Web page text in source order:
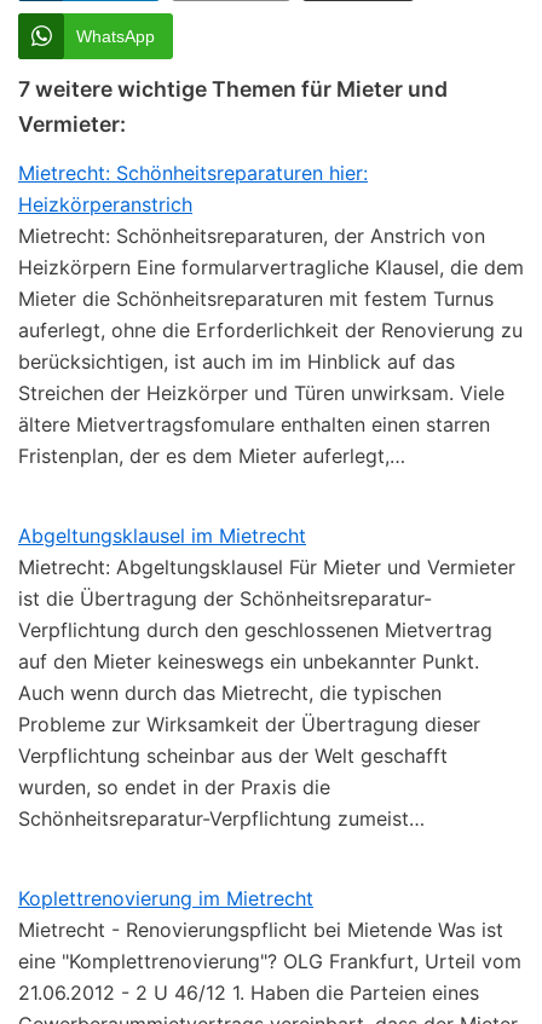
WhatsApp
7 weitere wichtige Themen für Mieter und
Vermieter:
Mietrecht: Schönheitsreparaturen hier:
Heizkörperanstrich
Mietrecht: Schönheitsreparaturen, der Anstrich von
Heizkörpern Eine formularvertragliche Klausel, die dem
Mieter die Schönheitsreparaturen mit festem Turnus
auferlegt, ohne die Erforderlichkeit der Renovierung zu
berücksichtigen, ist auch im im Hinblick auf das
Streichen der Heizkörper und Türen unwirksam. Viele
ältere Mietvertragsfomulare enthalten einen starren
Fristenplan, der es dem Mieter auferlegt,…
Abgeltungsklausel im Mietrecht
Mietrecht: Abgeltungsklausel Für Mieter und Vermieter
ist die Übertragung der Schönheitsreparatur-
Verpflichtung durch den geschlossenen Mietvertrag
auf den Mieter keineswegs ein unbekannter Punkt.
Auch wenn durch das Mietrecht, die typischen
Probleme zur Wirksamkeit der Übertragung dieser
Verpflichtung scheinbar aus der Welt geschafft
wurden, so endet in der Praxis die
Schönheitsreparatur-Verpflichtung zumeist…
Koplettrenovierung im Mietrecht
Mietrecht - Renovierungspflicht bei Mietende Was ist
eine "Komplettrenovierung"? OLG Frankfurt, Urteil vom
21.06.2012 - 2 U 46/12 1. Haben die Parteien eines